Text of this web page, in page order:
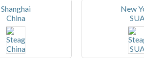
Shanghai
China
New